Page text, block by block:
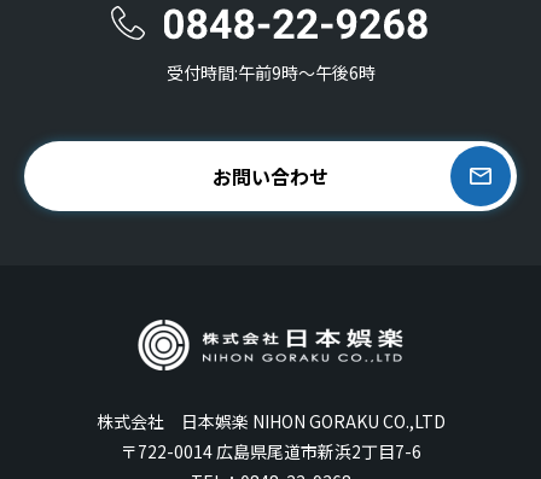
受付時間:午前9時〜午後6時
お問い合わせ
株式会社 日本娯楽 NIHON GORAKU CO.,LTD
〒722-0014 広島県尾道市新浜2丁目7-6